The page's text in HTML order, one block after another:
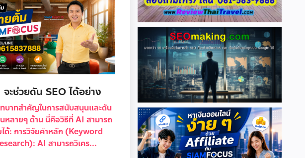
ะช่วยดัน SEO ได้อย่าง
บาทสำคัญในการสนับสนุนและดัน
หลายๆ ด้าน นี่คือวิธีที่ AI สามารถ
ด้: การวิจัยคำหลัก (Keyword
AI สามารถวิเคร...